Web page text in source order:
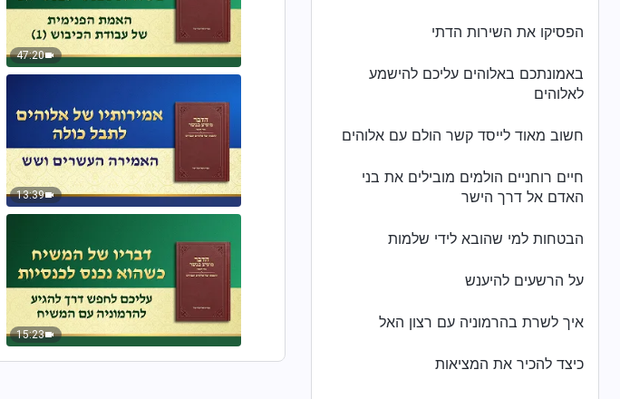
הפסיקו את השירות הדתי
באמונתכם באלוהים עליכם להישמע
לאלוהים
חשוב מאוד לייסד קשר הולם עם אלוהים
חיים רוחניים הולמים מובילים את בני
האדם אל דרך הישר
הבטחות למי שהובא לידי שלמות
על הרשעים להיענש
איך לשרת בהרמוניה עם רצון האל
כיצד להכיר את המציאות
47:20
13:39
15:23